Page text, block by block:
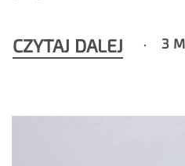
CZYTAJ DALEJ 3